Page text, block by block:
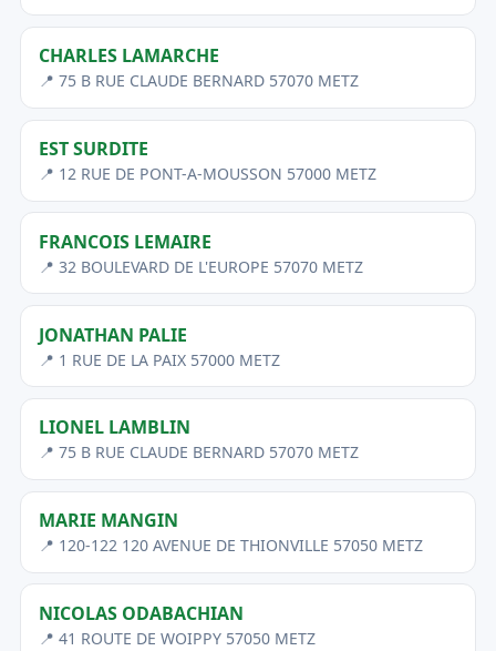
CHARLES LAMARCHE
📍 75 B RUE CLAUDE BERNARD 57070 METZ
EST SURDITE
📍 12 RUE DE PONT-A-MOUSSON 57000 METZ
FRANCOIS LEMAIRE
📍 32 BOULEVARD DE L'EUROPE 57070 METZ
JONATHAN PALIE
📍 1 RUE DE LA PAIX 57000 METZ
LIONEL LAMBLIN
📍 75 B RUE CLAUDE BERNARD 57070 METZ
MARIE MANGIN
📍 120-122 120 AVENUE DE THIONVILLE 57050 METZ
NICOLAS ODABACHIAN
📍 41 ROUTE DE WOIPPY 57050 METZ